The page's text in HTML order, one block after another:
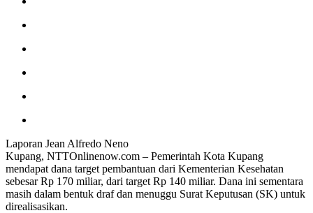
Laporan Jean Alfredo Neno
Kupang, NTTOnlinenow.com – Pemerintah Kota Kupang
mendapat dana target pembantuan dari Kementerian Kesehatan
sebesar Rp 170 miliar, dari target Rp 140 miliar. Dana ini sementara
masih dalam bentuk draf dan menuggu Surat Keputusan (SK) untuk
direalisasikan.